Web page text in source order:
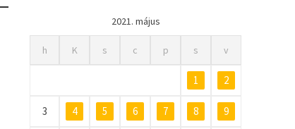
2021. május
h K s c p s v
1 2
3 4 5 6 7 8 9